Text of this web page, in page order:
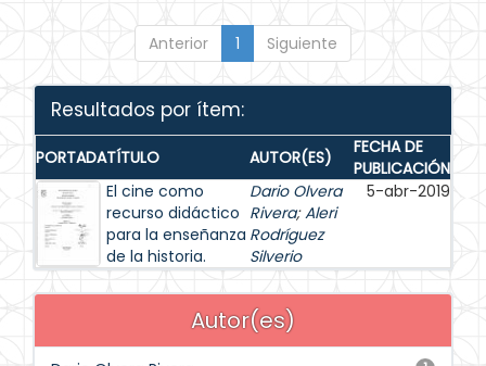
Anterior 1 Siguiente
Resultados por ítem:
PORTADATÍTULO AUTOR(ES)
FECHA DE
PUBLICACIÓN
El cine como
recurso didáctico
para la enseñanza
de la historia.
Dario Olvera
Rivera;Aleri
Rodríguez
Silverio
5-abr-2019
Autor(es)